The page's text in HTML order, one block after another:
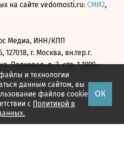
и технологии
данным сайтом, вы
файлов cookie
с Политикой в
ОК
на сайте vedomosti.ru: СМИ2,
Медиа, ИНН/КПП
127018, г. Москва, вн.тер.г.
Полковая, д. 3, стр. 1 1999—